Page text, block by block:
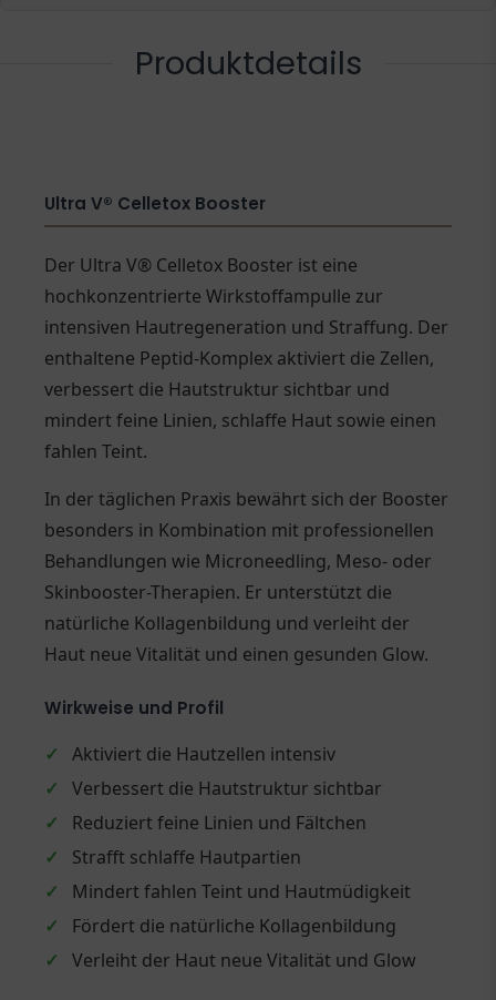
Produktdetails
Ultra V® Celletox Booster
Der Ultra V® Celletox Booster ist eine
hochkonzentrierte Wirkstoffampulle zur
intensiven Hautregeneration und Straffung. Der
enthaltene Peptid-Komplex aktiviert die Zellen,
verbessert die Hautstruktur sichtbar und
mindert feine Linien, schlaffe Haut sowie einen
fahlen Teint.
In der täglichen Praxis bewährt sich der Booster
besonders in Kombination mit professionellen
Behandlungen wie Microneedling, Meso- oder
Skinbooster-Therapien. Er unterstützt die
natürliche Kollagenbildung und verleiht der
Haut neue Vitalität und einen gesunden Glow.
Wirkweise und Profil
✓
Aktiviert die Hautzellen intensiv
✓
Verbessert die Hautstruktur sichtbar
✓
Reduziert feine Linien und Fältchen
✓
Strafft schlaffe Hautpartien
✓
Mindert fahlen Teint und Hautmüdigkeit
✓
Fördert die natürliche Kollagenbildung
✓
Verleiht der Haut neue Vitalität und Glow